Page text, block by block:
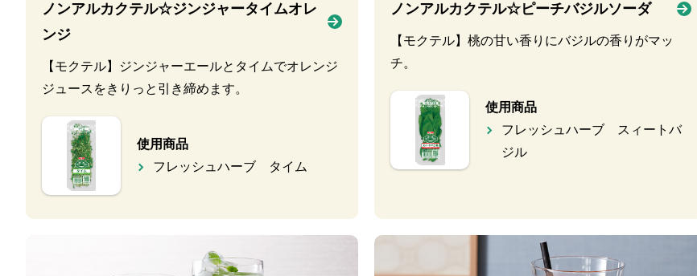
ノンアルカクテル☆ジンジャータイムオレ
ンジ
【モクテル】ジンジャーエールとタイムでオレンジ
ジュースをきりっと引き締めます。
使用商品
フレッシュハーブ タイム
ノンアルカクテル☆ピーチバジルソーダ
【モクテル】桃の甘い香りにバジルの香りがマッ
チ。
使用商品
フレッシュハーブ スィートバ
ジル